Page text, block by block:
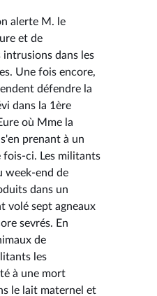
alerte M. le
et de
dans les
Une fois encore,
défendre la
dans la 1ère
où Mme la
prenant à un
fois-ci. Les militants
week-end de
dans un
volé sept agneaux
sevrés. En
de
les
à une mort
le lait maternel et